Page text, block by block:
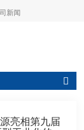
新闻
亮相第九届